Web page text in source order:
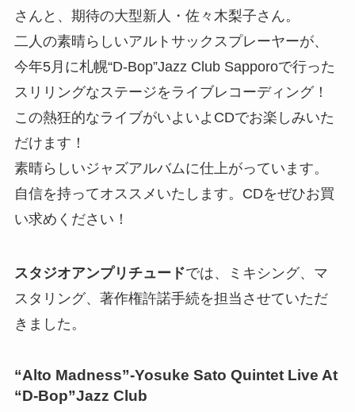
さんと、期待の大型新人・佐々木梨子さん。
二人の素晴らしいアルトサックスプレーヤーが、
今年5月に札幌“D-Bop”Jazz Club Sapporoで行った
スリリングなステージをライブレコーディング！
この熱狂的なライブがいよいよCDでお楽しみいた
だけます！
素晴らしいジャズアルバムに仕上がっています。
自信を持ってオススメいたします。CDをぜひお買
い求めください！
スタジオアンプリチュードでは、ミキシング、マ
スタリング、著作権許諾手続を担当させていただ
きました。
“Alto Madness”-Yosuke Sato Quintet Live At
“D-Bop”Jazz Club